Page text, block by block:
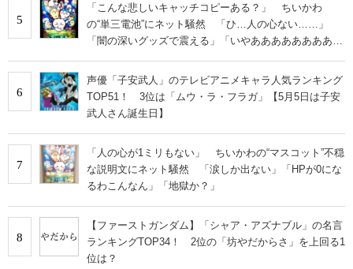
5
「こんな悲しいキャッチコピーある？」 ちいかわ
の“単三電池”にネット騒然 「ひ…人の心ない……」
「闇の深いグッズで震える」「いやあああああああああ
6
声優「子安武人」のテレビアニメキャラ人気ランキング
TOP51！ 3位は「ムウ・ラ・フラガ」【5月5日は子安
武人さん誕生日】
7
「人の心が1ミリもない」 ちいかわの“マスコット”不穏
な説明文にネット騒然 「涙しか出ない」「HPが0にな
るわこんなん」「地獄か？」
8
【ファーストガンダム】「シャア・アズナブル」の名言
ランキングTOP34！ 2位の「坊やだからさ」を上回る1
位は？